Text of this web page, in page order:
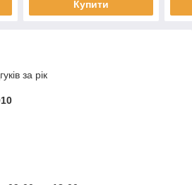
Купити
за рік